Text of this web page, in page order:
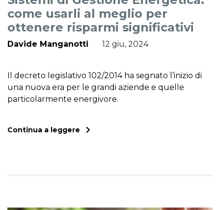
come usarli al meglio per
ottenere risparmi significativi
Davide Manganotti 12 giu, 2024
Il decreto legislativo 102/2014 ha segnato l’inizio di
una nuova era per le grandi aziende e quelle
particolarmente energivore.
Continua a leggere